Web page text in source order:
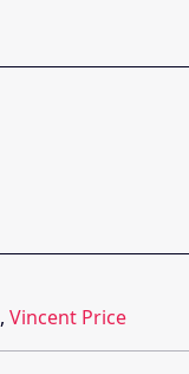
, Vincent Price